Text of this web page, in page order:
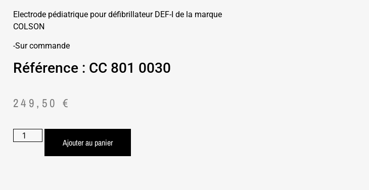
Electrode pédiatrique pour défibrillateur DEF-I de la marque
COLSON
-Sur commande
Référence : CC 801 0030
249,50 €
Ajouter au panier